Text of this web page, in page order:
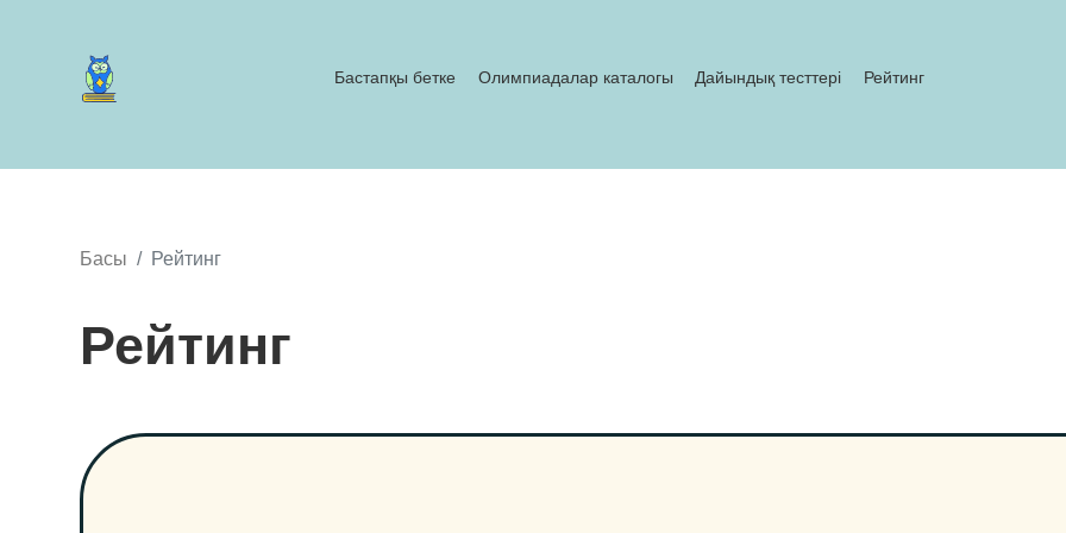
Бастапқы бетке Олимпиадалар каталогы Дайындық тесттері Рейтинг
Басы Рейтинг
Рейтинг